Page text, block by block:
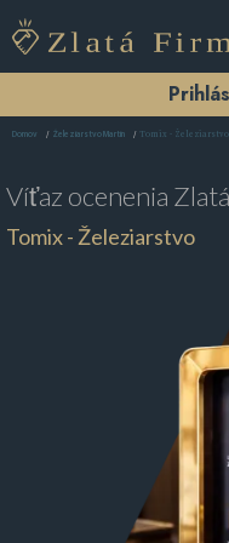
Domov Železiarstvo Martin Tomix - Železiarstvo
Víťaz ocenenia
Tomix - Železiarstvo